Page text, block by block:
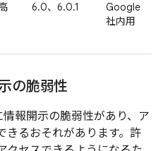
6.0、6.0.1
Google
社内用
の脆弱性
報開示の脆弱性があり、ア
きるおそれがあります。許